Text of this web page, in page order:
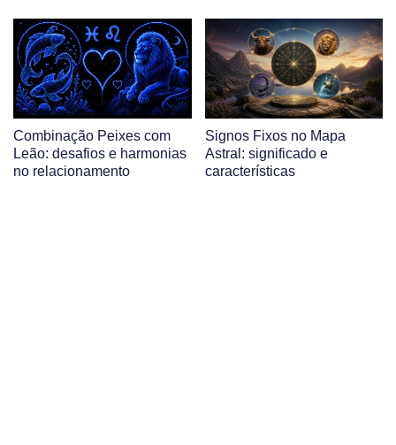
Combinação Peixes com
Leão: desafios e harmonias
no relacionamento
Signos Fixos no Mapa
Astral: significado e
características